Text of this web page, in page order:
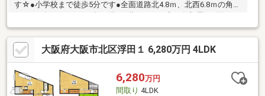
す☆●小学校まで徒歩5分です●全面道路北4.8ｍ、北西6.8ｍの角地
通風良好●収納箇所がたっぷりあります●1階の洋室（2部屋）は床
暖房完備！●洗面室に床下収納があります●契約不適合責任免責●
現在居住中♪ぜひ一度ご覧ください【 ０６－６９４０－４４３
０ 】お問合せお待ちしております♪
大阪府大阪市北区浮田１ 6,280万円 4LDK
6,280万円
間取り 4LDK